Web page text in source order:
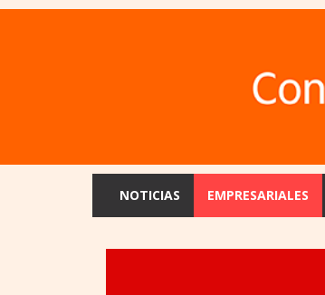
NOTICIAS EMPRESARIALES